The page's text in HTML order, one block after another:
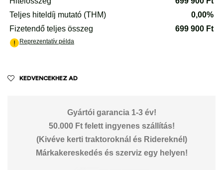
KEDVENCEKHEZ AD
Gyártói garancia 1-3 év!
50.000 Ft felett ingyenes szállítás!
(Kivéve kerti traktoroknál és Ridereknél)
Márkakereskedés és szerviz egy helyen!